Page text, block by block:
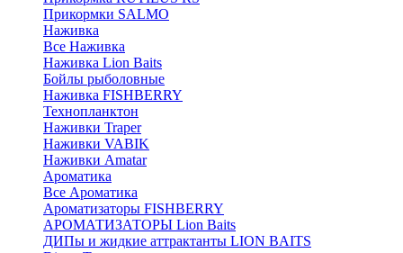
Прикормки SALMO
Наживка
Все Наживка
Наживка Lion Baits
Бойлы рыболовные
Наживка FISHBERRY
Технопланктон
Наживки Traper
Наживки VABIK
Наживки Amatar
Ароматика
Все Ароматика
Ароматизаторы FISHBERRY
АРОМАТИЗАТОРЫ Lion Baits
ДИПы и жидкие аттрактанты LION BAITS